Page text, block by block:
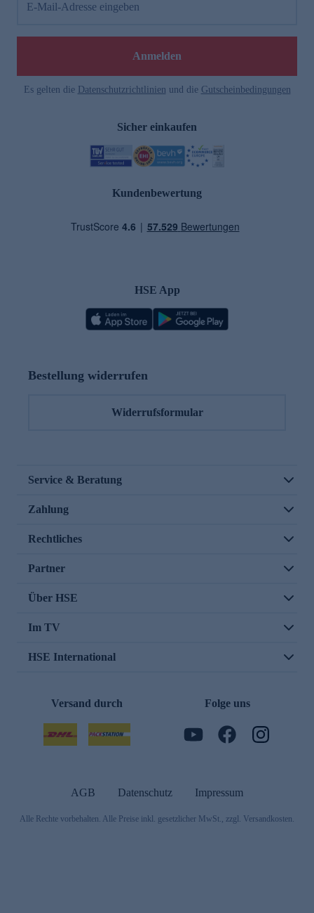
E-Mail-Adresse eingeben
Anmelden
Es gelten die Datenschutzrichtlinien und die Gutscheinbedingungen
Sicher einkaufen
Kundenbewertung
HSE App
Bestellung widerrufen
Widerrufsformular
Service & Beratung
Zahlung
Rechtliches
Partner
Über HSE
Im TV
HSE International
Versand durch Folge uns
AGB Datenschutz Impressum
Alle Rechte vorbehalten. Alle Preise inkl. gesetzlicher MwSt., zzgl. Versandkosten.